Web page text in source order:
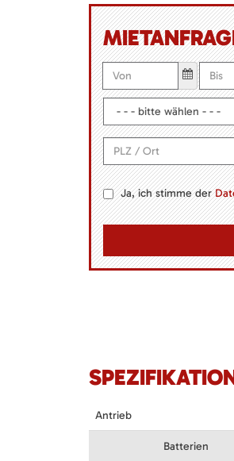
Ja, ich stimme der
Antrieb
Batterien